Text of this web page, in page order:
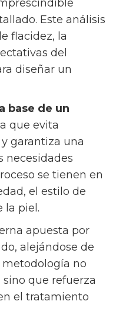
Este análisis
flacidez, la
del
diseñar un
base de un
que evita
garantiza una
necesidades
se tienen en
el estilo de
la piel.
apuesta por
alejándose de
metodología no
que refuerza
el tratamiento